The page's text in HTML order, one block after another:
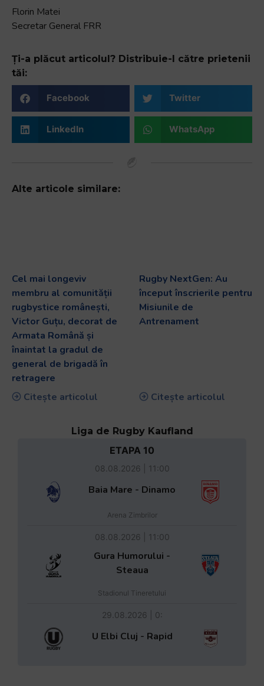
Florin Matei
Secretar General FRR
Ți-a plăcut articolul? Distribuie-l către prietenii
tăi:
Facebook Twitter
LinkedIn WhatsApp
Alte articole similare:
Cel mai longeviv
membru al comunității
rugbystice românești,
Victor Guțu, decorat de
Armata Română și
înaintat la gradul de
general de brigadă în
retragere
Citește articolul
Rugby NextGen: Au
început înscrierile pentru
Misiunile de
Antrenament
Citește articolul
Liga de Rugby Kaufland
ETAPA 10
08.08.2026 | 11:00
Baia Mare - Dinamo
Arena Zimbrilor
08.08.2026 | 11:00
Gura Humorului -
Steaua
Stadionul Tineretului
29.08.2026 | 0:
U Elbi Cluj - Rapid